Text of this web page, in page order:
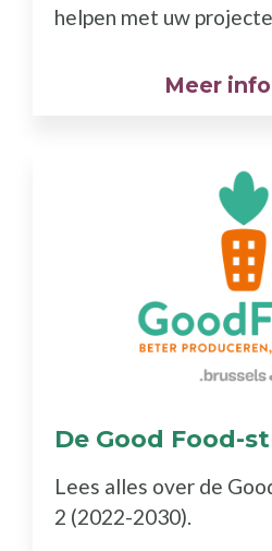
helpen met uw
Meer info
De Good Food-
Lees alles over de
2 (2022-2030).